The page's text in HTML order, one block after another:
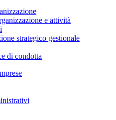
e attività
strategico gestionale
di condotta